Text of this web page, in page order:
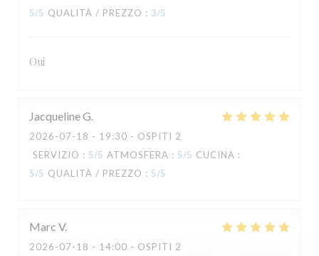
5/5 QUALITÀ / PREZZO : 3/5
Oui
JacquelineG
2026-07-18 - 19:30 - OSPITI 2
SERVIZIO : 5/5 ATMOSFERA : 5/5 CUCINA :
5/5 QUALITÀ / PREZZO : 5/5
Marc V
2026-07-18 - 14:00 - OSPITI 2